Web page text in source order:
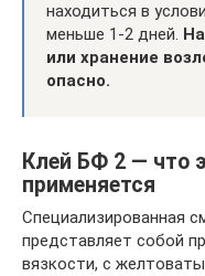
находиться в
меньше 1-2 дней.
или хранение
опасно.
Клей БФ 2 — что
применяется
Специализированная
представляет собой
вязкости, с